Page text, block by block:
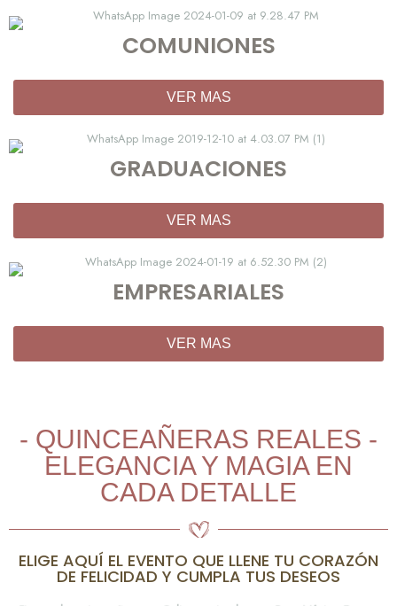
COMUNIONES
VER MAS
GRADUACIONES
VER MAS
EMPRESARIALES
VER MAS
- QUINCEAÑERAS REALES -
ELEGANCIA Y MAGIA EN
CADA DETALLE
ELIGE AQUÍ EL EVENTO QUE LLENE TU CORAZÓN
DE FELICIDAD Y CUMPLA TUS DESEOS